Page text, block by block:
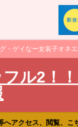
・ゲイなー女装子オネ
ル2！
アクセス、閲覧、